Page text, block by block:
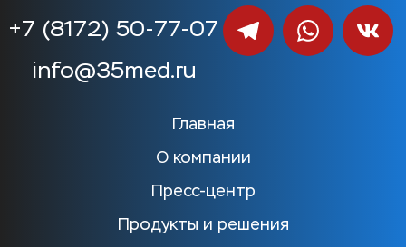
Главная
О компании
Пресс-центр
Продукты и решения
+7 (8172) 50-77-07
info@35med.ru